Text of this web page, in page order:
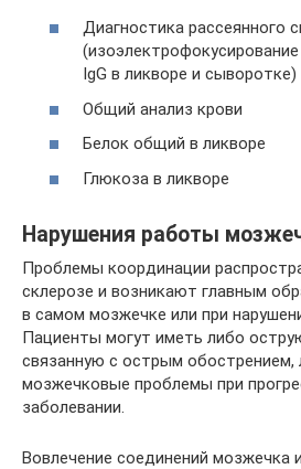
Диагностика рассеянного
IgG в ликворе и сыворотке)
Общий анализ крови
Белок общий в ликворе
Глюкоза в ликворе
Нарушения работы
Проблемы координации
склерозе и возникают главным
в самом мозжечке или при
Пациенты могут иметь либо
связанную с острым обострением,
мозжечковые проблемы при
заболевании.
Вовлечение соединений мозжечка